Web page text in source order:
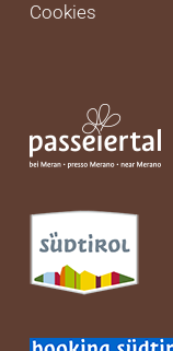
Cookies